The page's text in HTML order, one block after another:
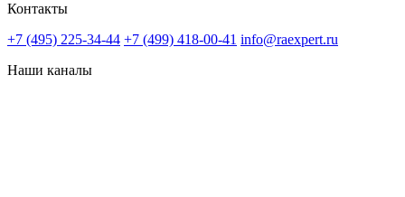
Контакты
+7 (495) 225-34-44 +7 (499) 418-00-41 info@raexpert.ru
Наши каналы